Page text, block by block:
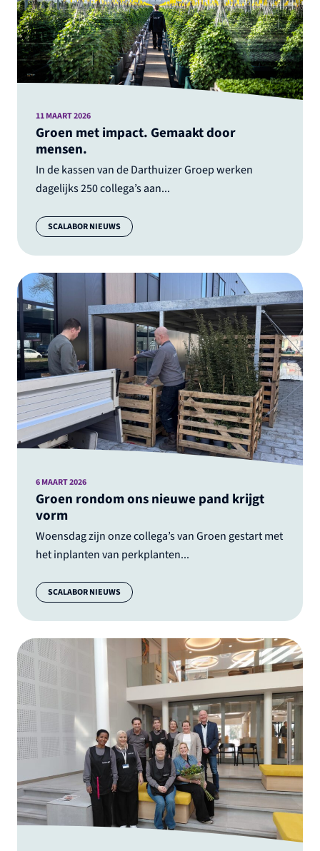
Groen met impact. Gemaakt door
mensen.
In de kassen van de Darthuizer Groep werken
dagelijks 250 collega’s aan...
11 MAART 2026
Categorie:
SCALABOR NIEUWS
Groen rondom ons nieuwe pand krijgt
vorm
Woensdag zijn onze collega’s van Groen gestart met
het inplanten van perkplanten...
6 MAART 2026
Categorie:
SCALABOR NIEUWS